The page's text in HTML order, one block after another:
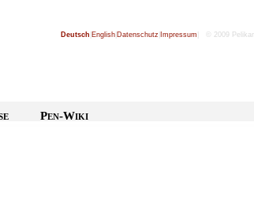
Deutsch English Datenschutz Impressum | © 2009
Pen-Wiki